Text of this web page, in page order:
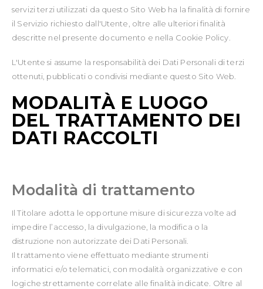
servizi terzi utilizzati da questo Sito Web ha la finalità di fornire
il Servizio richiesto dall'Utente, oltre alle ulteriori finalità
descritte nel presente documento e nella Cookie Policy.
L'Utente si assume la responsabilità dei Dati Personali di terzi
ottenuti, pubblicati o condivisi mediante questo Sito Web.
MODALITÀ E LUOGO
DEL TRATTAMENTO DEI
DATI RACCOLTI
Modalità di trattamento
Il Titolare adotta le opportune misure di sicurezza volte ad
impedire l’accesso, la divulgazione, la modifica o la
distruzione non autorizzate dei Dati Personali.
Il trattamento viene effettuato mediante strumenti
informatici e/o telematici, con modalità organizzative e con
logiche strettamente correlate alle finalità indicate. Oltre al